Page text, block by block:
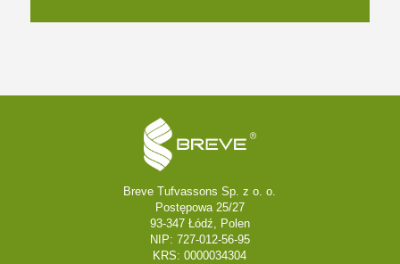
Breve Tufvassons Sp. z o. o.
Postępowa 25/27
93-347 Łódź, Polen
NIP: 727-012-56-95
KRS: 0000034304